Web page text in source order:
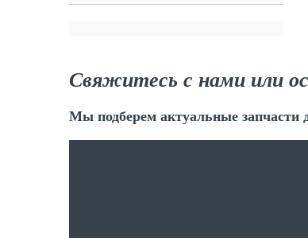
Свяжитесь с нами или
Мы подберем актуальные запчасти